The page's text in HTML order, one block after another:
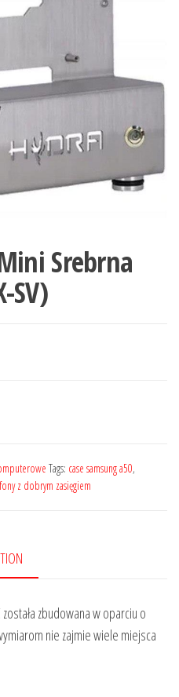
Srebrna
SV)
Tags: case samsung a50,
z dobrym zasięgiem
zbudowana w oparciu o
nie zajmie wiele miejsca